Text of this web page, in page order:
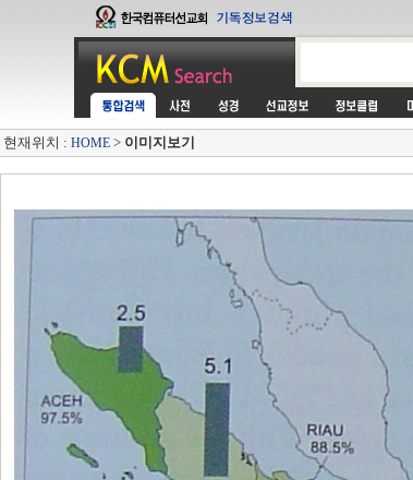
현재위치 : HOME > 이미지보기